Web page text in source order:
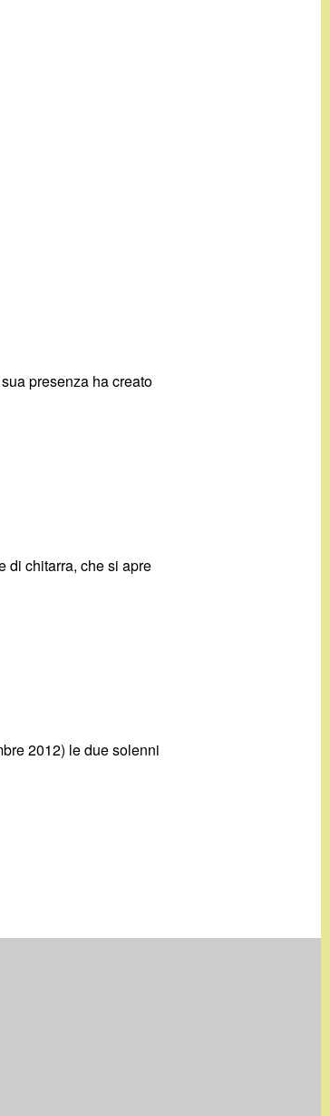
presenza ha creato
di chitarra, che si apre
2012) le due solenni